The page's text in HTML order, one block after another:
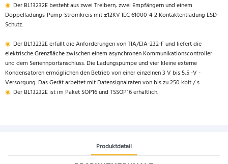
◉ Der BL13232E besteht aus zwei Treibern, zwei Empfängern und einem
Doppelladungs-Pump-Stromkreis mit ±12KV IEC 61000-4-2 Kontaktentladung ESD-
Schutz.
◉ Der BL13232E erfüllt die Anforderungen von TIA/EIA-232-F und liefert die
elektrische Grenzfläche zwischen einem asynchronen Kommunikationscontroller
und dem Seriennportanschluss. Die Ladungspumpe und vier kleine externe
Kondensatoren ermöglichen den Betrieb von einer einzelnen 3 V bis 5,5 -V -
Versorgung. Das Gerät arbeitet mit Datensignalraten von bis zu 250 kbit / s.
◉ Der BL13232E ist im Paket SOP16 und TSSOP16 erhältlich.
Produktdetail